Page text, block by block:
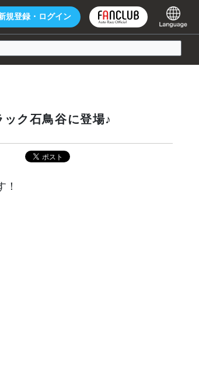
規登録・ ログイン
ク石鳥谷に登場♪
！